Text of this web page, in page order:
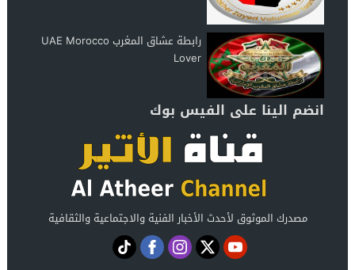
رابطة عشاق المغرب UAE Morocco
Lover
انضم الينا على الفيس بوك
مصدرك الموثوق لأحدث الأخبار الفنية والاجتماعية والثقافية